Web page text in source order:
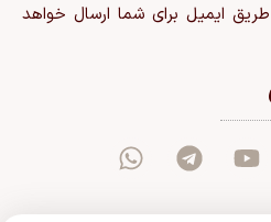
طریق ایمیل برای شما ارسال خواهد